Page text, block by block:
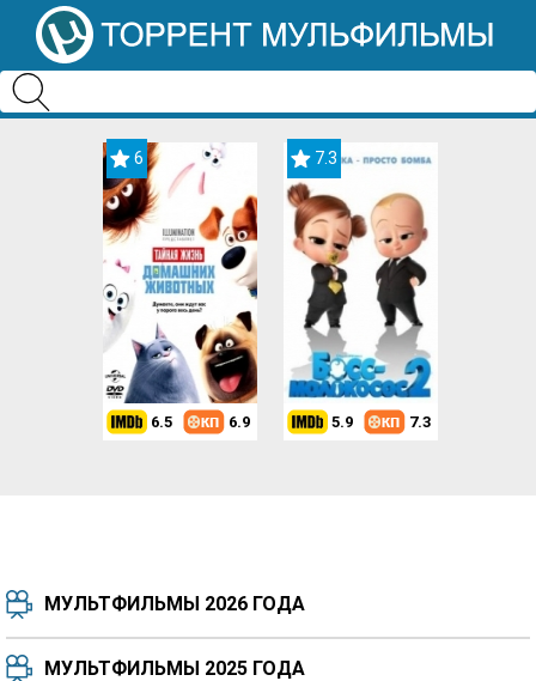
6
6.5 6.9
7.3
5.9 7.3
МУЛЬТФИЛЬМЫ 2026 ГОДА
МУЛЬТФИЛЬМЫ 2025 ГОДА